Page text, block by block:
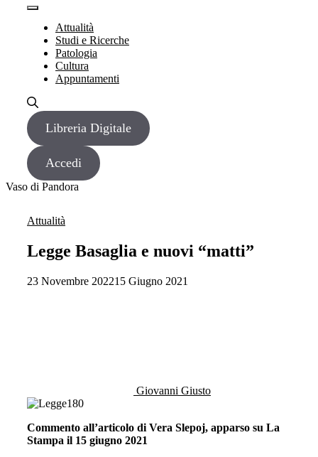
contenuto
Menu
Menu
Attualità
Studi e Ricerche
Patologia
Cultura
Appuntamenti
Libreria Digitale
Accedi
Vaso di Pandora
Attualità
Legge Basaglia e nuovi “matti”
23 Novembre 202215 Giugno 2021
Giovanni Giusto
Commento all’articolo di Vera Slepoj, apparso su La
Stampa il 15 giugno 2021